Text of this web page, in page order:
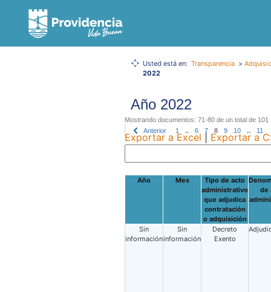
Usted está en: Transparencia >
2022
Año 2022
Mostrando documentos: 71-80 de un total de 101
Anterior
1 .. 6 7 8 9 10 .. 11
Exportar a Excel Exportar a
Año Mes
Tipo de acto
administrativo
que adjudica
contratación
o adquisición
de
Sin
información
Sin
información
Decreto
Exento